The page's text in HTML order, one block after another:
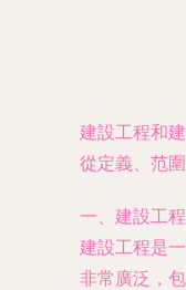
建設工程和
從定義、范
一、建設工
建設工程是
非常廣泛，